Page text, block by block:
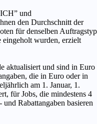
und
den Durchschnitt der
für denselben Auftragstyp
wurden, erzielt
aktualisiert und sind in Euro
die in Euro oder in
am 1. Januar, 1.
für Jobs, die mindestens 4
Rabattangaben basieren